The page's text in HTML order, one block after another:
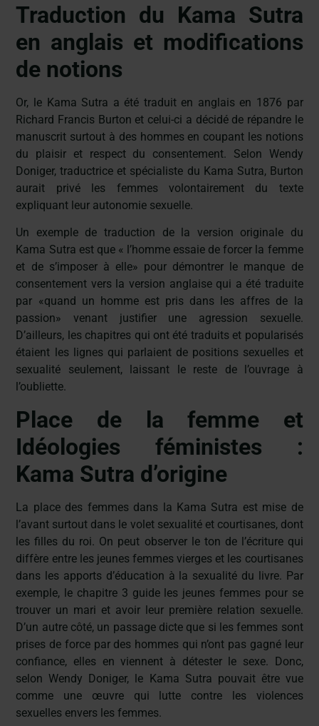
Traduction du Kama Sutra
en anglais et modifications
de notions
Or, le Kama Sutra a été traduit en anglais en 1876 par
Richard Francis Burton et celui-ci a décidé de répandre le
manuscrit surtout à des hommes en coupant les notions
du plaisir et respect du consentement. Selon Wendy
Doniger, traductrice et spécialiste du Kama Sutra, Burton
aurait privé les femmes volontairement du texte
expliquant leur autonomie sexuelle.
Un exemple de traduction de la version originale du
Kama Sutra est que « l’homme essaie de forcer la femme
et de s’imposer à elle» pour démontrer le manque de
consentement vers la version anglaise qui a été traduite
par «quand un homme est pris dans les affres de la
passion» venant justifier une agression sexuelle.
D’ailleurs, les chapitres qui ont été traduits et popularisés
étaient les lignes qui parlaient de positions sexuelles et
sexualité seulement, laissant le reste de l’ouvrage à
l’oubliette.
Place de la femme et
Idéologies féministes :
Kama Sutra d’origine
La place des femmes dans la Kama Sutra est mise de
l’avant surtout dans le volet sexualité et courtisanes, dont
les filles du roi. On peut observer le ton de l’écriture qui
diffère entre les jeunes femmes vierges et les courtisanes
dans les apports d’éducation à la sexualité du livre. Par
exemple, le chapitre 3 guide les jeunes femmes pour se
trouver un mari et avoir leur première relation sexuelle.
D’un autre côté, un passage dicte que si les femmes sont
prises de force par des hommes qui n’ont pas gagné leur
confiance, elles en viennent à détester le sexe. Donc,
selon Wendy Doniger, le Kama Sutra pouvait être vue
comme une œuvre qui lutte contre les violences
sexuelles envers les femmes.